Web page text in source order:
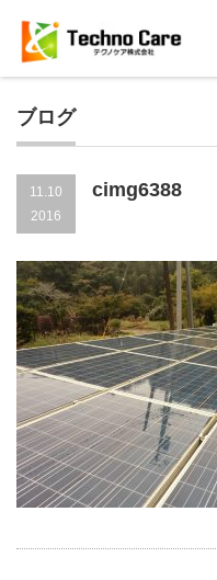
ブログ
11.10
2016
cimg6388